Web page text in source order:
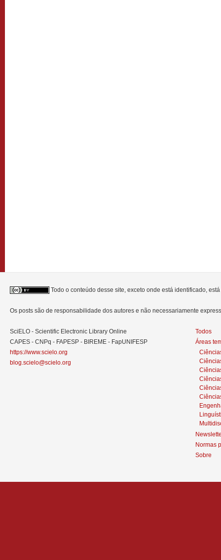
Todo o conteúdo desse site, exceto onde está identificado,
Os posts são de responsabilidade dos autores e não necessariamente
SciELO - Scientific Electronic Library Online
CAPES - CNPq - FAPESP - BIREME - FapUNIFESP
https://www.scielo.org
blog.scielo@scielo.org
Todos
Áreas
Normas
Sobre